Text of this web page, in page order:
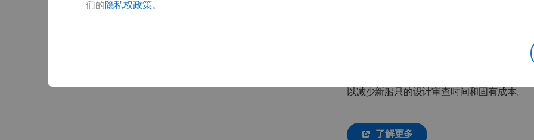
以减少新船只的设计审查时间和固有成本。
了解更多
们的隐私权政策。